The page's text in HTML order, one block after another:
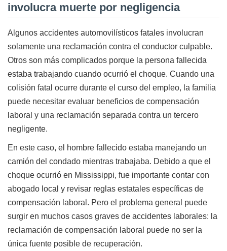
involucra muerte por negligencia
Algunos accidentes automovilísticos fatales involucran
solamente una reclamación contra el conductor culpable.
Otros son más complicados porque la persona fallecida
estaba trabajando cuando ocurrió el choque. Cuando una
colisión fatal ocurre durante el curso del empleo, la familia
puede necesitar evaluar beneficios de compensación
laboral y una reclamación separada contra un tercero
negligente.
En este caso, el hombre fallecido estaba manejando un
camión del condado mientras trabajaba. Debido a que el
choque ocurrió en Mississippi, fue importante contar con
abogado local y revisar reglas estatales específicas de
compensación laboral. Pero el problema general puede
surgir en muchos casos graves de accidentes laborales: la
reclamación de compensación laboral puede no ser la
única fuente posible de recuperación.